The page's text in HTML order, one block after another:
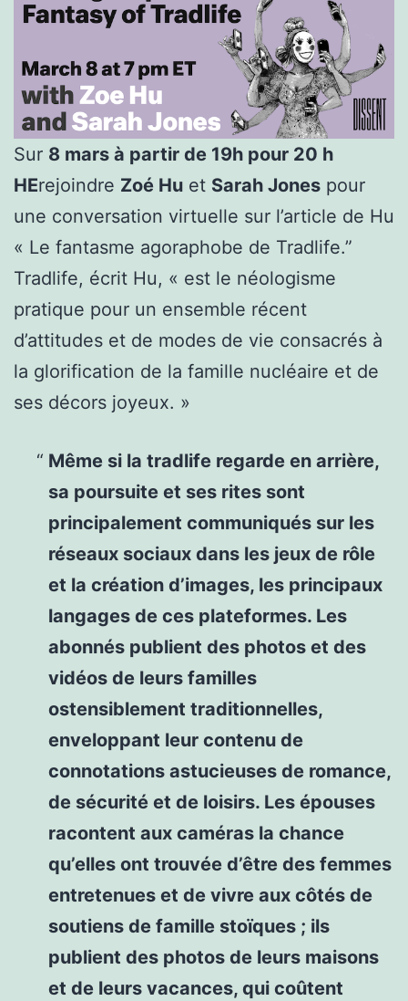
Sur 8 mars à partir de 19h pour 20 h
HErejoindre Zoé Hu et Sarah Jones pour
une conversation virtuelle sur l’article de Hu
« Le fantasme agoraphobe de Tradlife.”
Tradlife, écrit Hu, « est le néologisme
pratique pour un ensemble récent
d’attitudes et de modes de vie consacrés à
la glorification de la famille nucléaire et de
ses décors joyeux. »
Même si la tradlife regarde en arrière,
sa poursuite et ses rites sont
principalement communiqués sur les
réseaux sociaux dans les jeux de rôle
et la création d’images, les principaux
langages de ces plateformes. Les
abonnés publient des photos et des
vidéos de leurs familles
ostensiblement traditionnelles,
enveloppant leur contenu de
connotations astucieuses de romance,
de sécurité et de loisirs. Les épouses
racontent aux caméras la chance
qu’elles ont trouvée d’être des femmes
entretenues et de vivre aux côtés de
soutiens de famille stoïques ; ils
publient des photos de leurs maisons
et de leurs vacances, qui coûtent